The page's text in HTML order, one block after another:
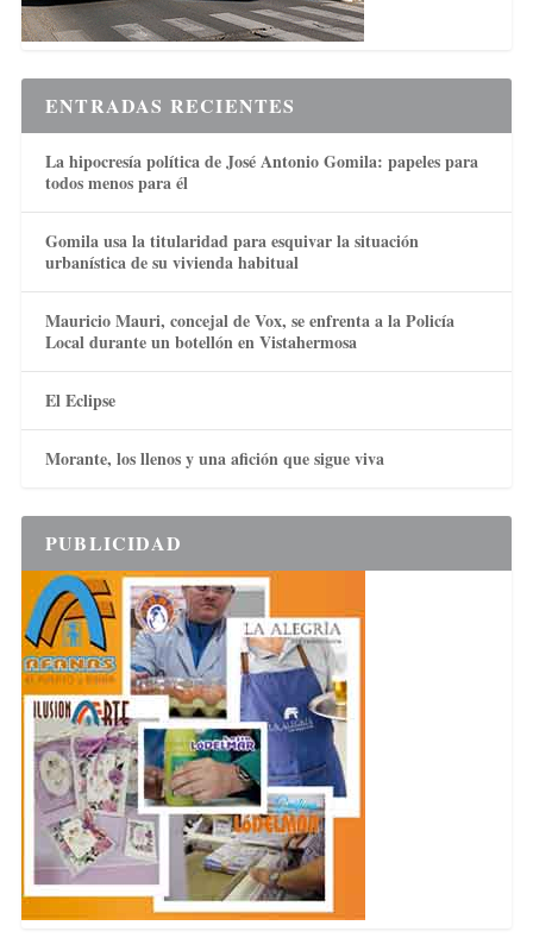
ENTRADAS RECIENTES
La hipocresía política de José Antonio Gomila: papeles para
todos menos para él
Gomila usa la titularidad para esquivar la situación
urbanística de su vivienda habitual
Mauricio Mauri, concejal de Vox, se enfrenta a la Policía
Local durante un botellón en Vistahermosa
El Eclipse
Morante, los llenos y una afición que sigue viva
PUBLICIDAD